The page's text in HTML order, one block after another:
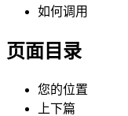
如何调用
页面目录
您的位置
上下篇